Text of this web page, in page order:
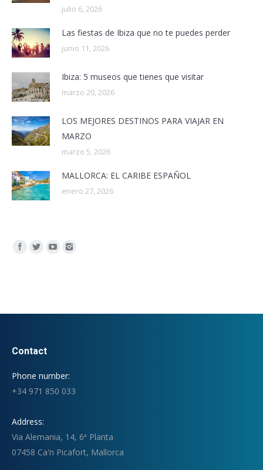
julio 6, 2026
Las fiestas de Ibiza que no te puedes perder
junio 11, 2026
Ibiza: 5 museos que tienes que visitar
marzo 20, 2026
LOS MEJORES DESTINOS PARA VIAJAR EN
MARZO
marzo 5, 2026
MALLORCA: EL CARIBE ESPAÑOL
enero 27, 2026
Encuéntranos en:
Contact
Phone number:
+34 971 850 033
Address:
Via Alemania, 14, 6ª Planta
07458 Ca'n Picafort, Mallorca